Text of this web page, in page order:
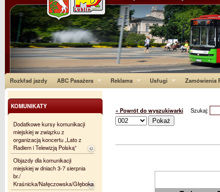
Rozkład jazdy ABC Pasażera Reklama Usługi Zamówienia
« Powrót do wyszukiwarki Szukaj:
KOMUNIKATY
Dodatkowe kursy komunikacji
miejskiej w związku z
organizacją koncertu „Lato z
Radiem i Telewizją Polską”
Objazdy dla komunikacji
miejskiej w dniach 3-7 sierpnia
br./
Kraśnicka/Nałęczowska/Głęboka